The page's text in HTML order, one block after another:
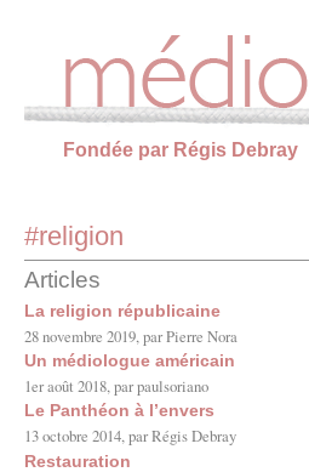
Fondée par Régis Debray
#religion
Articles
La religion républicaine
28 novembre 2019, par Pierre Nora
Un médiologue américain
1er août 2018, par paulsoriano
Le Panthéon à l’envers
13 octobre 2014, par Régis Debray
Restauration